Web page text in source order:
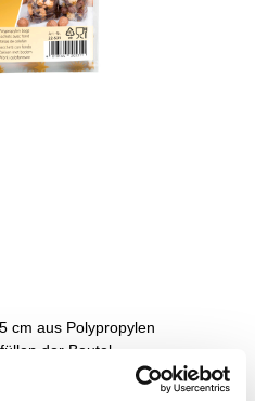
cm aus Polypropylen
der Beutel